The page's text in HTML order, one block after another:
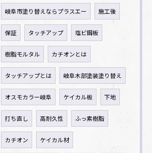
岐阜市塗り替えならプラスエー 施工後
保証 タッチアップ 塩ビ鋼板
樹脂モルタル カチオンとは
タッチアップとは 岐阜木部塗装塗り替え
オスモカラー岐阜 ケイカル板 下地
打ち直し 高耐久性 ふっ素樹脂
カチオン ケイカル材